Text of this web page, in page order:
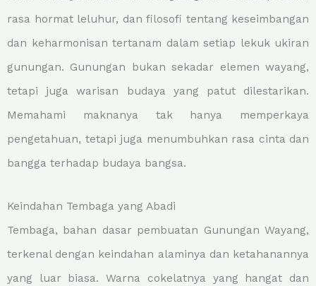
rasa hormat leluhur, dan filosofi tentang keseimbangan
dan keharmonisan tertanam dalam setiap lekuk ukiran
gunungan. Gunungan bukan sekadar elemen wayang,
tetapi juga warisan budaya yang patut dilestarikan.
Memahami maknanya tak hanya memperkaya
pengetahuan, tetapi juga menumbuhkan rasa cinta dan
bangga terhadap budaya bangsa.
Keindahan Tembaga yang Abadi
Tembaga, bahan dasar pembuatan Gunungan Wayang,
terkenal dengan keindahan alaminya dan ketahanannya
yang luar biasa. Warna cokelatnya yang hangat dan